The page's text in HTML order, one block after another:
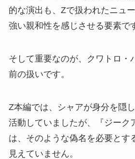
的な演出も、Zで扱われたニュ
強い親和性を感じさせる要素で
そして重要なのが、クワトロ・
前の扱いです。
Z本編では、シャアが身分を隠
活動していましたが、『ジーク
は、そのような偽名を必要とす
見えていません。